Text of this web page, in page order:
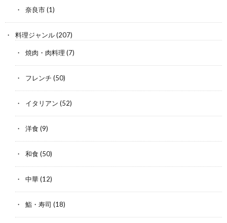
奈良市(1)
料理ジャンル(207)
焼肉・肉料理 (7)
フレンチ (50)
イタリアン (52)
洋食 (9)
和食 (50)
中華(12)
鮨・寿司 (18)